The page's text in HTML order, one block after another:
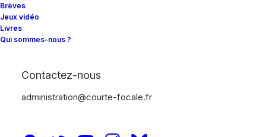
Brèves
Jeux vidéo
Livres
Qui sommes-nous ?
Contactez-nous
administration@courte-focale.fr